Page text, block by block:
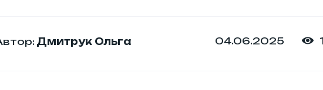
Дмитрук Ольга 04.06.2025